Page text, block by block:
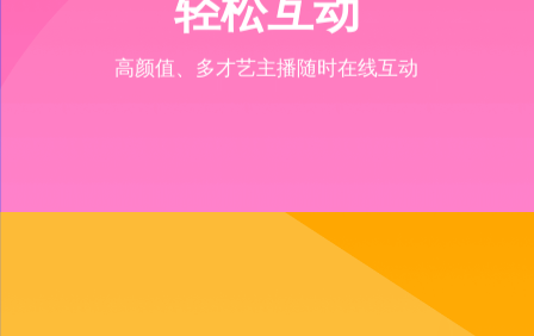
轻松互动
⾼颜值、多才艺主播随时在线互动